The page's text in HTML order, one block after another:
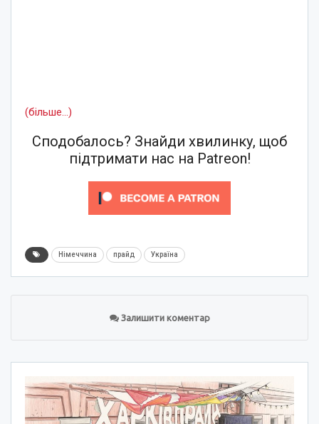
(більше…)
Сподобалось? Знайди хвилинку, щоб
підтримати нас на Patreon!
Німеччина прайд Україна
Залишити коментар